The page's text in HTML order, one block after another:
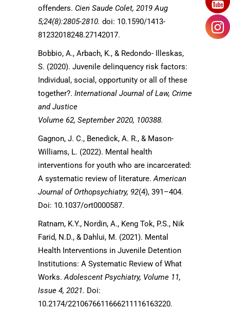
offenders. Cien Saude Colet, 2019 Aug
5;24(8):2805-2810. doi: 10.1590/1413-
81232018248.27142017.
Bobbio, A., Arbach, K., & Redondo- Illeskas,
S. (2020). Juvenile delinquency risk factors:
Individual, social, opportunity or all of these
together?. International Journal of Law, Crime
and Justice
Volume 62, September 2020, 100388.
Gagnon, J. C., Benedick, A. R., & Mason-
Williams, L. (2022). Mental health
interventions for youth who are incarcerated:
A systematic review of literature.American
Journal of Orthopsychiatry, 92(4), 391–404.
Doi: 10.1037/ort0000587.
Ratnam, K.Y., Nordin, A., Keng Tok, P.S., Nik
Farid, N.D., & Dahlui, M. (2021). Mental
Health Interventions in Juvenile Detention
Institutions: A Systematic Review of What
Works.Adolescent Psychiatry, Volume 11,
Issue 4, 2021. Doi:
10.2174/2210676611666211116163220.